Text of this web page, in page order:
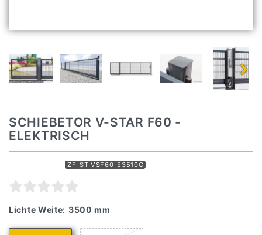
SCHIEBETOR V-STAR F60 -
ELEKTRISCH
ZF-ST-VSF60-E3510G
Lichte Weite: 3500 mm